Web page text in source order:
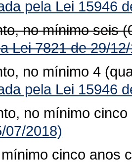
pela Lei 15946
no mínimo seis
Lei 7821 de 29/
no mínimo 4
pela Lei 15946
no mínimo
07/2018)
cinco anos